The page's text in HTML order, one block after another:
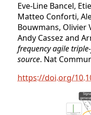
Eve-Line Bancel,
Matteo Conforti,
Bouwmans, Olivier
Andy Cassez and
frequency agile
source. Nat
https://doi.org/